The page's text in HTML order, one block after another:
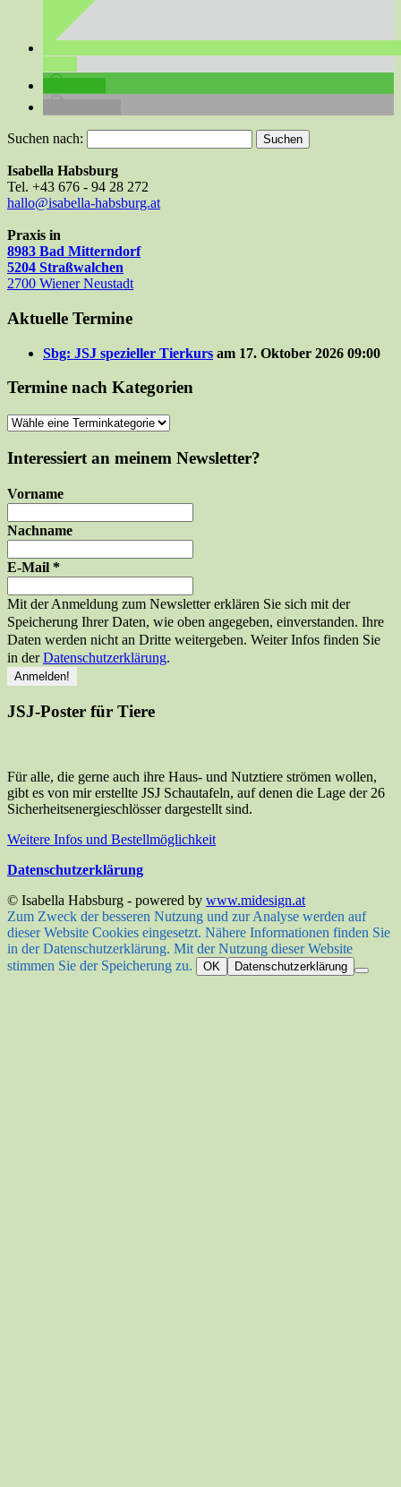
Suchen nach:
Isabella Habsburg
Tel. +43 676 - 94 28 272
hallo@isabella-habsburg.at
Praxis in
8983 Bad Mitterndorf
5204 Straßwalchen
2700 Wiener Neustadt
Aktuelle Termine
Sbg: JSJ spezieller Tierkurs am 17. Oktober 2026 09:00
Termine nach Kategorien
Interessiert an meinem Newsletter?
Vorname
Nachname
E-Mail *
Mit der Anmeldung zum Newsletter erklären Sie sich mit der
Speicherung Ihrer Daten, wie oben angegeben, einverstanden. Ihre
Daten werden nicht an Dritte weitergeben. Weiter Infos finden Sie
in derDatenschutzerklärung.
JSJ-Poster für Tiere
Für alle, die gerne auch ihre Haus- und Nutztiere strömen wollen,
gibt es von mir erstellte JSJ Schautafeln, auf denen die Lage der 26
Sicherheitsenergieschlösser dargestellt sind.
Weitere Infos und Bestellmöglichkeit
Datenschutzerklärung
© Isabella Habsburg - powered by www.midesign.at
Zum Zweck der besseren Nutzung und zur Analyse werden auf
dieser Website Cookies eingesetzt. Nähere Informationen finden Sie
in der Datenschutzerklärung. Mit der Nutzung dieser Website
stimmen Sie der Speicherung zu.
OK Datenschutzerklärung